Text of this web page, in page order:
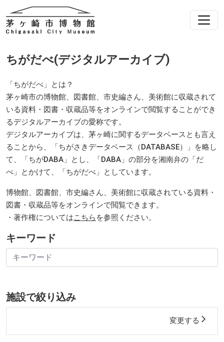
ちがだべ(デジタルアーカイブ)
「ちがだべ」とは？
茅ヶ崎市の博物館、図書館、市史編さん、美術館に収蔵されて
いる資料・図書・収蔵品等をオンラインで閲覧することができ
るデジタルアーカイブの愛称です。
デジタルアーカイブは、茅ヶ崎に関するデータベースとも言え
ることから、「ちがさきデータベース（DATABASE）」を略し
て、「ちがDABA」とし、「DABA」の部分を湘南弁の「だ
べ」とかけて、「ちがだべ」としています。
博物館、図書館、市史編さん、美術館に収蔵されている資料・
図書・収蔵品等をオンラインで閲覧できます。
・著作権についてはこちら を参照ください。
キーワード
施設で絞り込み
変更する arrow_forward_ios